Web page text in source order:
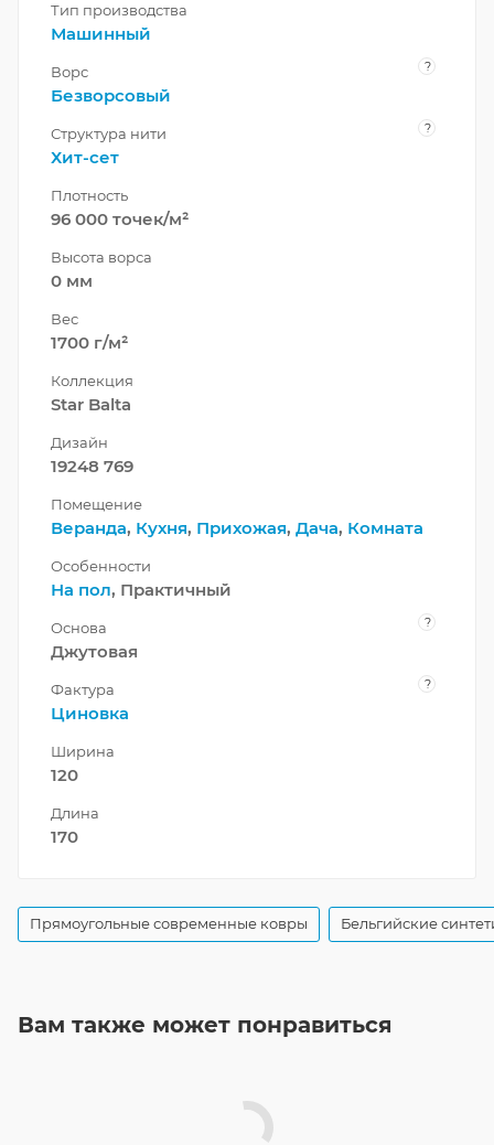
Тип производства
Машинный
Ворс ?
Безворсовый
Структура нити ?
Хит-сет
Плотность
96 000 точек/м²
Высота ворса
0 мм
Вес
1700 г/м²
Коллекция
Star Balta
Дизайн
19248 769
Помещение
Веранда, Кухня, Прихожая, Дача, Комната
Особенности
На пол, Практичный
Основа ?
Джутовая
Фактура ?
Циновка
Ширина
120
Длина
170
Прямоугольные современные ковры Бельгийские
Вам также может понравиться